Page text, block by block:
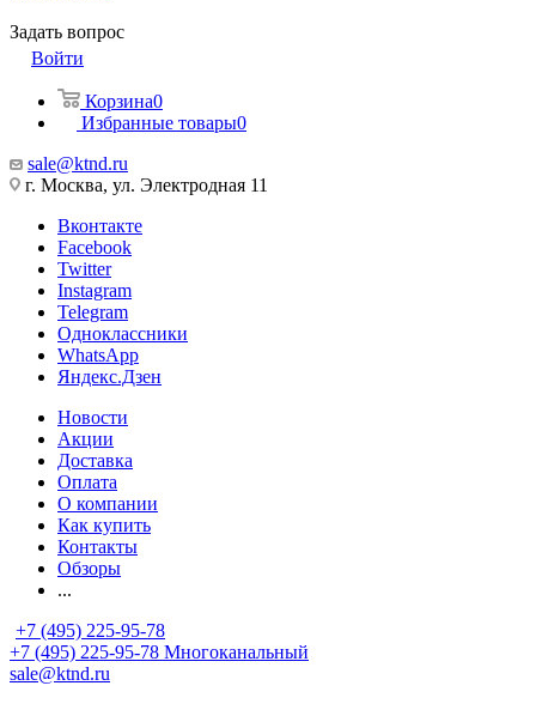
Задать вопрос
Войти
Корзина0
Избранные товары0
sale@ktnd.ru
г. Москва, ул. Электродная 11
Вконтакте
Facebook
Twitter
Instagram
Telegram
Одноклассники
WhatsApp
Яндекс.Дзен
Новости
Акции
Доставка
Оплата
О компании
Как купить
Контакты
Обзоры
...
+7 (495) 225-95-78
+7 (495) 225-95-78 Многоканальный
sale@ktnd.ru